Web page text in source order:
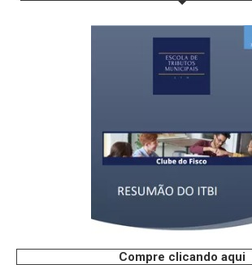
Compre clicando aqui